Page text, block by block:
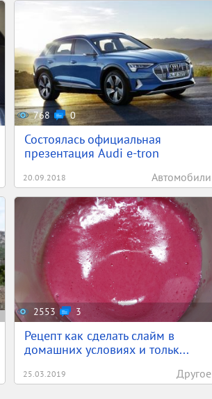
768 0
Состоялась официальная
презентация Audi e-tron
20.09.2018 Автомобили
2553 3
Рецепт как сделать слайм в
домашних условиях и тольк...
25.03.2019 Другое